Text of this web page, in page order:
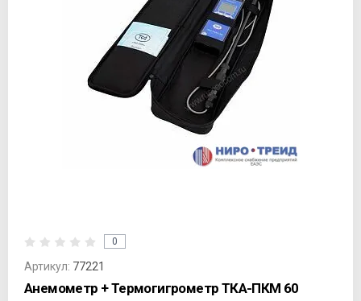
0
Артикул: 77221
Анемометр + Термогигрометр ТКА-ПКМ 60